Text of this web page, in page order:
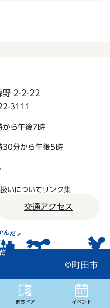
まちドア イベント
野 2-2-22
3111
から午後7時
30分から午後5時
いについて リンク集
交通アクセス